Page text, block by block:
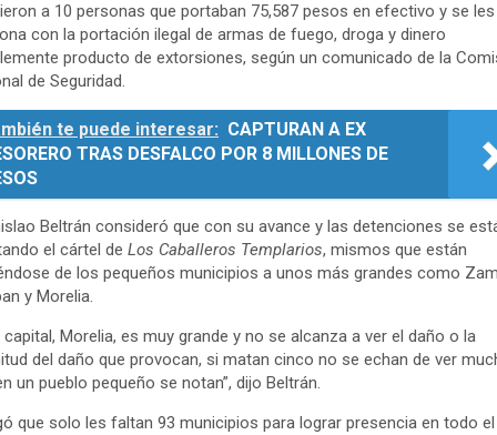
a 10 personas que portaban 75,587 pesos en efectivo y se les
con la portación ilegal de armas de fuego, droga y dinero
producto de extorsiones, según un comunicado de la
de Seguridad.
te puede interesar: CAPTURAN A EX
TRAS DESFALCO POR 8 MILLONES DE
Beltrán consideró que con su avance y las detenciones se
el cártel de Los Caballeros Templarios, mismos que están
de los pequeños municipios a unos más grandes como
y Morelia.
capital, Morelia, es muy grande y no se alcanza a ver el daño o la
del daño que provocan, si matan cinco no se echan de ver
un pueblo pequeño se notan”, dijo Beltrán.
que solo les faltan 93 municipios para lograr presencia en todo el